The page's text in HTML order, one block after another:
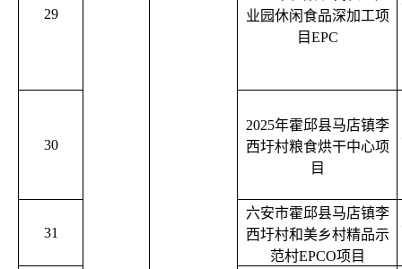
29
业园休闲食品深加工项
目EPC
30
2025年霍邱县马店镇李
西圩村粮食烘干中心项
目
31
六安市霍邱县马店镇李
西圩村和美乡村精品示
范村EPCO项目